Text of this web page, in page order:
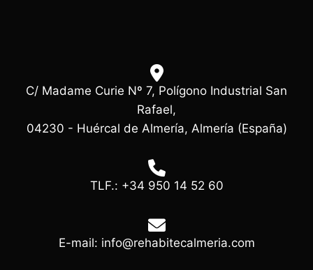
C/ Madame Curie Nº 7, Polígono Industrial San
Rafael,
04230 - Huércal de Almería, Almería (España)
TLF.: +34 950 14 52 60
E-mail: info@rehabitecalmeria.com